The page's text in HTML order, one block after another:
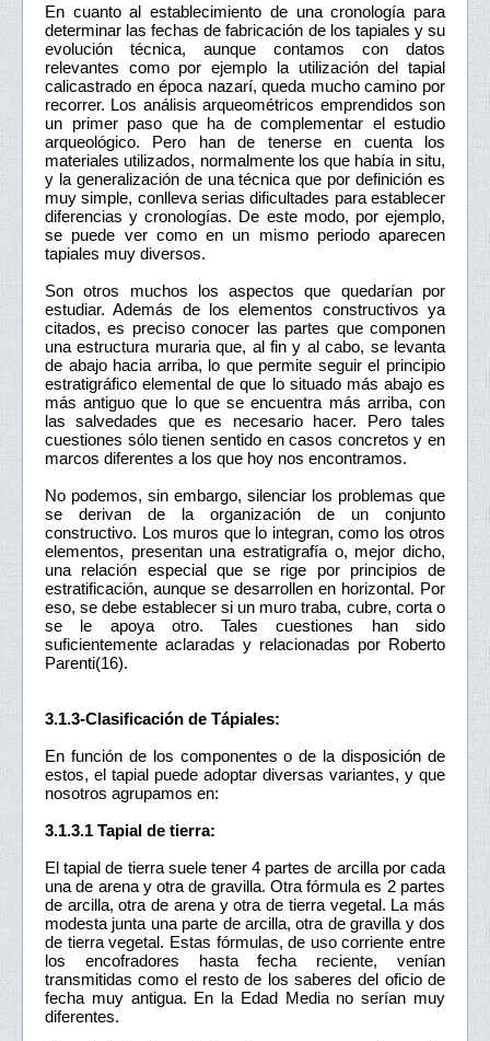
En cuanto al establecimiento de una cronología para
determinar las fechas de fabricación de los tapiales y su
evolución técnica, aunque contamos con datos
relevantes como por ejemplo la utilización del tapial
calicastrado en época nazarí, queda mucho camino por
recorrer. Los análisis arqueométricos emprendidos son
un primer paso que ha de complementar el estudio
arqueológico. Pero han de tenerse en cuenta los
materiales utilizados, normalmente los que había in situ,
y la generalización de una técnica que por definición es
muy simple, conlleva serias dificultades para establecer
diferencias y cronologías. De este modo, por ejemplo,
se puede ver como en un mismo periodo aparecen
tapiales muy diversos.
Son otros muchos los aspectos que quedarían por
estudiar. Además de los elementos constructivos ya
citados, es preciso conocer las partes que componen
una estructura muraria que, al fin y al cabo, se levanta
de abajo hacia arriba, lo que permite seguir el principio
estratigráfico elemental de que lo situado más abajo es
más antiguo que lo que se encuentra más arriba, con
las salvedades que es necesario hacer. Pero tales
cuestiones sólo tienen sentido en casos concretos y en
marcos diferentes a los que hoy nos encontramos.
No podemos, sin embargo, silenciar los problemas que
se derivan de la organización de un conjunto
constructivo. Los muros que lo integran, como los otros
elementos, presentan una estratigrafía o, mejor dicho,
una relación especial que se rige por principios de
estratificación, aunque se desarrollen en horizontal. Por
eso, se debe establecer si un muro traba, cubre, corta o
se le apoya otro. Tales cuestiones han sido
suficientemente aclaradas y relacionadas por Roberto
Parenti(16).
3.1.3-Clasificación de Tápiales:
En función de los componentes o de la disposición de
estos, el tapial puede adoptar diversas variantes, y que
nosotros agrupamos en:
3.1.3.1 Tapial de tierra:
El tapial de tierra suele tener 4 partes de arcilla por cada
una de arena y otra de gravilla. Otra fórmula es 2 partes
de arcilla, otra de arena y otra de tierra vegetal. La más
modesta junta una parte de arcilla, otra de gravilla y dos
de tierra vegetal. Estas fórmulas, de uso corriente entre
los encofradores hasta fecha reciente, venían
transmitidas como el resto de los saberes del oficio de
fecha muy antigua. En la Edad Media no serían muy
diferentes.